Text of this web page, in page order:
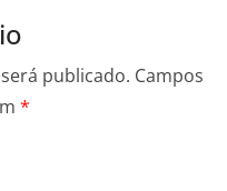
publicado. Campos
*